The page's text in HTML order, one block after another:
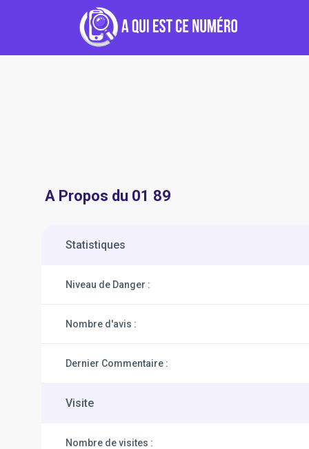
A Propos du 01 89
Statistiques
Niveau de Danger :
Nombre d'avis :
Dernier Commentaire :
Visite
Nombre de visites :